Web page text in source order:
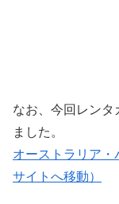
なお、今回レンタ
ました。
オーストラリア
サイトへ移動）